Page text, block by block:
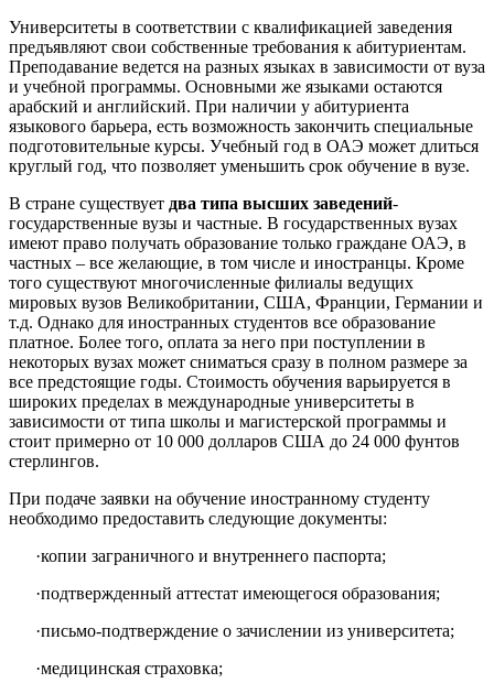
Университеты в соответствии с квалификацией заведения
предъявляют свои собственные требования к абитуриентам.
Преподавание ведется на разных языках в зависимости от вуза
и учебной программы. Основными же языками остаются
арабский и английский. При наличии у абитуриента
языкового барьера, есть возможность закончить специальные
подготовительные курсы. Учебный год в ОАЭ может длиться
круглый год, что позволяет уменьшить срок обучение в вузе.
В стране существует два типа высших заведений-
государственные вузы и частные. В государственных вузах
имеют право получать образование только граждане ОАЭ, в
частных – все желающие, в том числе и иностранцы. Кроме
того существуют многочисленные филиалы ведущих
мировых вузов Великобритании, США, Франции, Германии и
т.д. Однако для иностранных студентов все образование
платное. Более того, оплата за него при поступлении в
некоторых вузах может сниматься сразу в полном размере за
все предстоящие годы. Стоимость обучения варьируется в
широких пределах в международные университеты в
зависимости от типа школы и магистерской программы и
стоит примерно от 10 000 долларов США до 24 000 фунтов
стерлингов.
При подаче заявки на обучение иностранному студенту
необходимо предоставить следующие документы:
·копии заграничного и внутреннего паспорта;
·подтвержденный аттестат имеющегося образования;
·письмо-подтверждение о зачислении из университета;
·медицинская страховка;